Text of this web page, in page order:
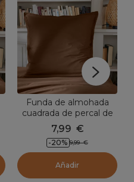
Funda de almohada
cuadrada de percal de
algodón (65 cm) Cali
Chocolate
7,99 €
-20% 9,99 €
Añadir